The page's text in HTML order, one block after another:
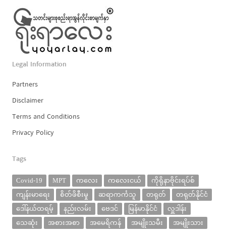
Legal Information
Partners
Disclaimer
Terms and Conditions
Privacy Policy
Tags
Covid-19 MPT ကလေး ကလေးငယ်
ကိုရိုနာဗိုင်းရပ်စ်
ကျန်းမာရေး
စိတ်ဖိစီးမှု ဆရာကင်္ကသူ တရုတ်
တရုတ်နိုင်ငံ
ဒေါ်နယ်ထရမ့်
နည်းလမ်း ဗေဒင် မြန်မာနိုင်ငံ
လှူဒါန်း
သေဆုံး
အစားအစာ အမေရိကန် အမျိုးသမီး အမျိုးသား